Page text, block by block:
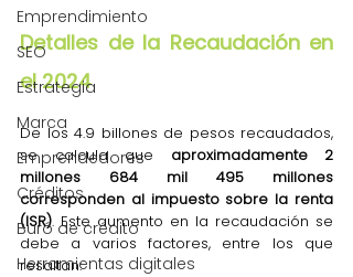
Emprendimiento
SEO
Estrategia
Marca
Emprendedores
Créditos
Buró de crédito
Herramientas digitales
Detalles de la Recaudación en
el 2024
De los 4.9 billones de pesos recaudados,
se calcula que aproximadamente 2
millones 684 mil 495 millones
corresponden al impuesto sobre la renta
(ISR). Este aumento en la recaudación se
debe a varios factores, entre los que
resaltan: